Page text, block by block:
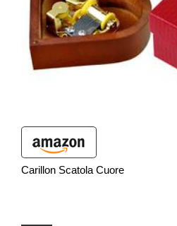
Carillon Scatola Cuore